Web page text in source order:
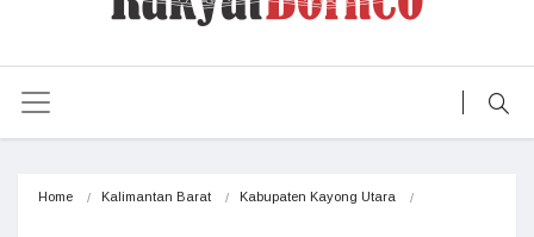
Home Kalimantan Barat Kabupaten Kayong Utara